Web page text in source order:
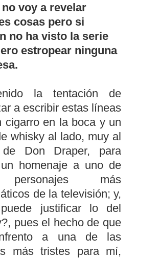
voy a revelar
cosas pero si
no ha visto la serie
estropear ninguna
la tentación de
a escribir estas líneas
cigarro en la boca y un
whisky al lado, muy al
Don Draper, para
homenaje a uno de
más
de la televisión; y,
justificar lo del
pues el hecho de que
a una de las
más tristes para mí,